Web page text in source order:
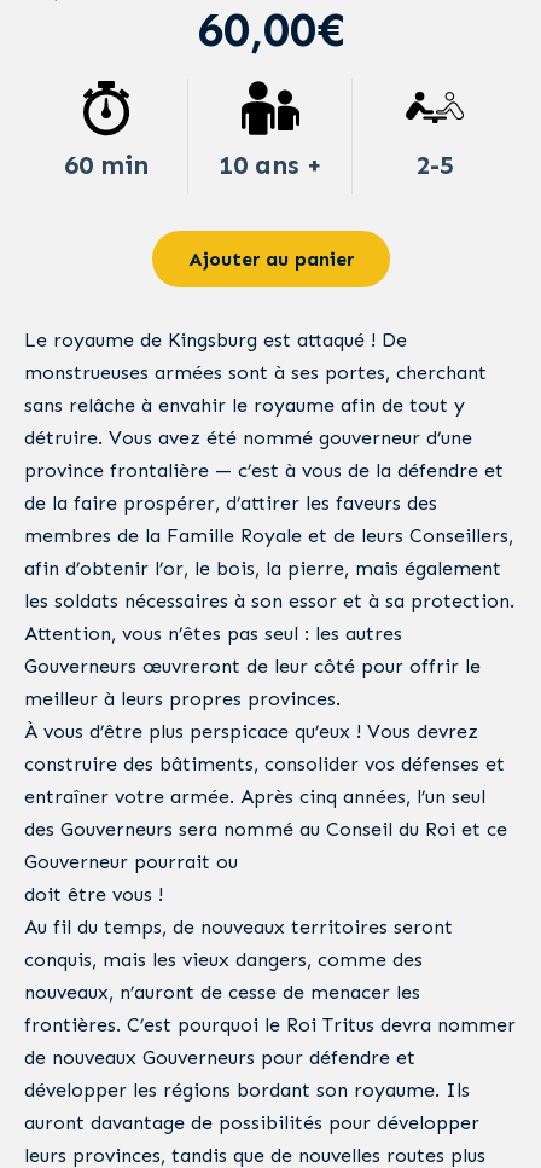
60,00€
60 min 10 ans + 2-5
Ajouter au panier
Le royaume de Kingsburg est attaqué ! De
monstrueuses armées sont à ses portes, cherchant
sans relâche à envahir le royaume afin de tout y
détruire. Vous avez été nommé gouverneur d’une
province frontalière — c’est à vous de la défendre et
de la faire prospérer, d’attirer les faveurs des
membres de la Famille Royale et de leurs Conseillers,
afin d’obtenir l’or, le bois, la pierre, mais également
les soldats nécessaires à son essor et à sa protection.
Attention, vous n’êtes pas seul : les autres
Gouverneurs œuvreront de leur côté pour offrir le
meilleur à leurs propres provinces.
À vous d’être plus perspicace qu’eux ! Vous devrez
construire des bâtiments, consolider vos défenses et
entraîner votre armée. Après cinq années, l’un seul
des Gouverneurs sera nommé au Conseil du Roi et ce
Gouverneur pourrait ou
doit être vous !
Au fil du temps, de nouveaux territoires seront
conquis, mais les vieux dangers, comme des
nouveaux, n’auront de cesse de menacer les
frontières. C’est pourquoi le Roi Tritus devra nommer
de nouveaux Gouverneurs pour défendre et
développer les régions bordant son royaume. Ils
auront davantage de possibilités pour développer
leurs provinces, tandis que de nouvelles routes plus